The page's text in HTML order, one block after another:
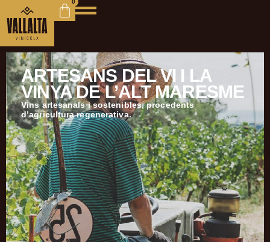
0
ARTESANS DEL VI I LA
VINYA DE L’ALT MARESME
Vins artesanals i sostenibles, procedents
d’agricultura regenerativa.